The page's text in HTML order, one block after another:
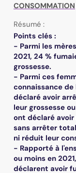
CONSOMMATION
Résumé :
Points clés :
- Parmi les
2021, 24 %
grossesse.
- Parmi ces
connaissance de
déclaré avoir
leur grossesse
ont déclaré
sans arrêter
ni réduit leur
- Rapporté à
ou moins en
déclarent avoir